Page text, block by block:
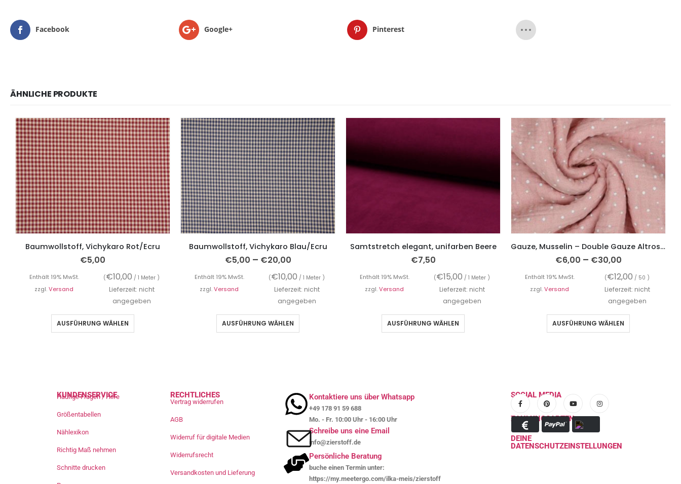
Facebook Google+ Pinterest
ÄHNLICHE PRODUKTE
Baumwollstoff, Vichykaro Rot/Ecru
€5,00
Enthält 19% MwSt. (€10,00 / 1 Meter )
zzgl.Versand
Lieferzeit: nicht
angegeben
AUSFÜHRUNG WÄHLEN
Baumwollstoff, Vichykaro Blau/Ecru
€5,00 – €20,00
Enthält 19% MwSt. (€10,00 / 1 Meter )
zzgl.Versand
Lieferzeit: nicht
angegeben
AUSFÜHRUNG WÄHLEN
Samtstretch elegant, unifarben Beere
€7,50
Enthält 19% MwSt. (€15,00 / 1 Meter )
zzgl.Versand
Lieferzeit: nicht
angegeben
AUSFÜHRUNG WÄHLEN
Gauze, Musselin – Double Gauze Altrosa mit weißen Punkten
€6,00 – €30,00
Enthält 19% MwSt. (€12,00 / 50 )
zzgl.Versand
Lieferzeit: nicht
angegeben
AUSFÜHRUNG WÄHLEN
KUNDENSERVICE
Häufige Fragen / Hilfe
Größentabellen
Nählexikon
Richtig Maß nehmen
Schnitte drucken
RECHTLICHES
Vertrag widerrufen
AGB
Widerruf für digitale Medien
Widerrufsrecht
Versandkosten und Lieferung
Kontaktiere uns über Whatsapp
+49 178 91 59 688
Mo. - Fr. 10:00 Uhr - 16:00 Uhr
Schreibe uns eine Email
info@zierstoff.de
Persönliche Beratung
buche einen Termin unter:
https://my.meetergo.com/ilka-meis/zierstoff
SOCIAL MEDIA
ZAHLUNGSARTEN
DEINE
DATENSCHUTZEINSTELLUNGEN